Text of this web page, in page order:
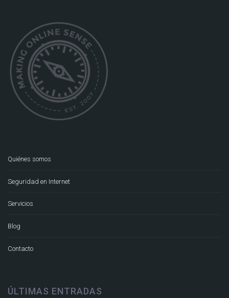
Quiénes somos
Seguridad en Internet
Servicios
Blog
Contacto
ÚLTIMAS ENTRADAS